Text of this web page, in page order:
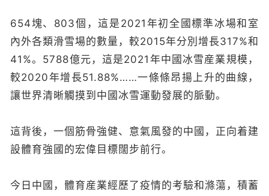
654塊、803個，這是2021年初全國標準冰場和室
內外各類滑雪場的數量，較2015年分別增長317%和
41%。5788億元，這是2021年中國冰雪産業規模，
較2020年增長51.88%……一條條昂揚上升的曲線，
讓世界清晰觸摸到中國冰雪運動發展的脈動。
這背後，一個筋骨強健、意氣風發的中國，正向着建
設體育強國的宏偉目標闊步前行。
今日中國，體育産業經歷了疫情的考驗和滌蕩，積蓄